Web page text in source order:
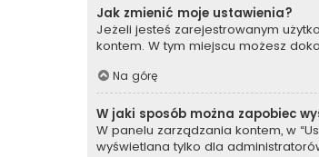
Jak zmienić moje ustawienia?
Jeżeli jesteś zarejestrowanym
kontem. W tym miejscu możesz
Na górę
W jaki sposób można zapobiec
W panelu zarządzania kontem, w
wyświetlana tylko dla